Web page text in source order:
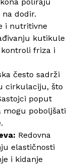
dodir.
i nutritivne
kutikule
kontroli friza i
često sadrži
cirkulaciju, što
poput
mogu poboljšati
Redovna
elastičnosti
i kidanje